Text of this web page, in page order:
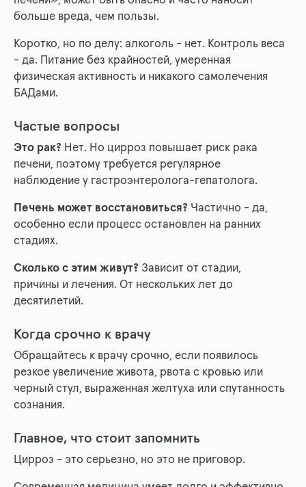
больше вреда, чем пользы.
Коротко, но по делу: алкоголь - нет. Контроль веса
- да. Питание без крайностей, умеренная
физическая активность и никакого самолечения
БАДами.
Частые вопросы
Это рак? Нет. Но цирроз повышает риск рака
печени, поэтому требуется регулярное
наблюдение у гастроэнтеролога-гепатолога.
Печень может восстановиться? Частично - да,
особенно если процесс остановлен на ранних
стадиях.
Сколько с этим живут? Зависит от стадии,
причины и лечения. От нескольких лет до
десятилетий.
Когда срочно к врачу
Обращайтесь к врачу срочно, если появилось
резкое увеличение живота, рвота с кровью или
черный стул, выраженная желтуха или спутанность
сознания.
Главное, что стоит запомнить
Цирроз - это серьезно, но это не приговор.